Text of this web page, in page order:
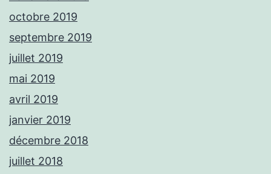
octobre 2019
septembre 2019
juillet 2019
mai 2019
avril 2019
janvier 2019
décembre 2018
juillet 2018